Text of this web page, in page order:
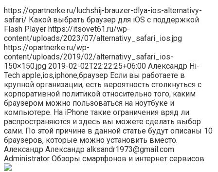
https://opartnerke.ru/luchshij-brauzer-dlya-ios-alternativy-
safari/ Какой выбрать браузер для iOS с поддержкой
Flash Player https://itsovet61.ru/wp-
content/uploads/2023/07/alternativy_safari_ios.jpg
https://opartnerke.ru/wp-
content/uploads/2019/02/alternativy_safari_ios-
150×150.jpg 2019-02-02T22:22:25+06:00 Александр Hi-
Tech apple,ios,iphone,браузер Если вы работаете в
крупной организации, есть вероятность столкнуться с
корпоративной политикой относительно того, каким
браузером можно пользоваться на ноутбуке и
компьютере. На iPhone такие ограничения вряд ли
распространяются и здесь вы можете сделать выбор
сами. По этой причине в данной статье будут описаны 10
браузеров, которые можно установить вместо.
Александр Александр alksandr1973@gmail.com
Administrator Обзоры смартфонов и интернет сервисов